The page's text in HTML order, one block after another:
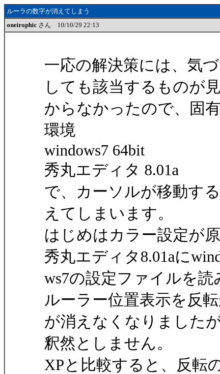
ルーラの数字が消えてしまう
oneirophic さん 10/10/29 22:13
一応の解決策には、気
しても該当するものが
からなかったので、固
環境
windows7 64bit
秀丸エディタ 8.01a
で、カーソルが移動す
えてしまいます。
はじめはカラー設定が
秀丸エディタ8.01aに
ws7の設定ファイルを
ルーラー位置表示を反
が消えなくなりました
釈然としません。
XPと比較すると、反転